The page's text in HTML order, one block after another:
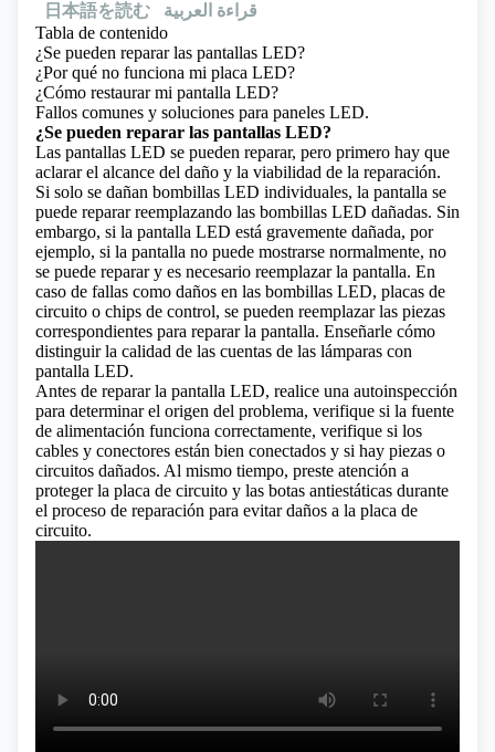
日本語を読む
قراءة العربية
Tabla de contenido
¿Se pueden reparar las pantallas LED?
¿Por qué no funciona mi placa LED?
¿Cómo restaurar mi pantalla LED?
Fallos comunes y soluciones para paneles LED.
¿Se pueden reparar las pantallas LED?
Las pantallas LED se pueden reparar, pero primero hay que
aclarar el alcance del daño y la viabilidad de la reparación.
Si solo se dañan bombillas LED individuales, la pantalla se
puede reparar reemplazando las bombillas LED dañadas. Sin
embargo, si la pantalla LED está gravemente dañada, por
ejemplo, si la pantalla no puede mostrarse normalmente, no
se puede reparar y es necesario reemplazar la pantalla. En
caso de fallas como daños en las bombillas LED, placas de
circuito o chips de control, se pueden reemplazar las piezas
correspondientes para reparar la pantalla. Enseñarle cómo
distinguir la calidad de las cuentas de las lámparas con
pantalla LED.
Antes de reparar la pantalla LED, realice una autoinspección
para determinar el origen del problema, verifique si la fuente
de alimentación funciona correctamente, verifique si los
cables y conectores están bien conectados y si hay piezas o
circuitos dañados. Al mismo tiempo, preste atención a
proteger la placa de circuito y las botas antiestáticas durante
el proceso de reparación para evitar daños a la placa de
circuito.